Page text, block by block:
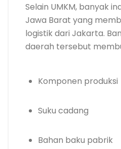
Selain UMKM, banyak
Jawa Barat yang
logistik dari Jakarta.
daerah tersebut
Komponen produksi
Suku cadang
Bahan baku pabrik